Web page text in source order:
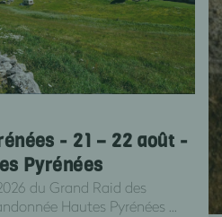
- 21 – 22 août -
Pyrénées
du Grand Raid des
Hautes Pyrénées ...